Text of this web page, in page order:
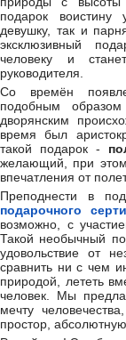
подарок воистину
девушку, так и
эксклюзивный
человеку и
руководителя.
Со времён
подобным
дворянским
время был
такой подарок -
желающий, при этом
впечатления от
Преподнести в
подарочного
возможно, с
Такой необычный
удовольствие от
сравнить ни с чем
природой, лететь
человек. Мы
мечту
простор,